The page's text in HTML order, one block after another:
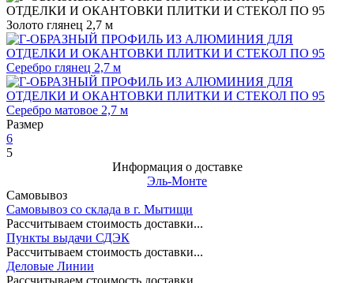
Размер
6
5
Информация о доставке
Эль-Монте
Самовывоз
Самовывоз со склада в г. Мытищи
Рассчитываем стоимость доставки...
Пункты выдачи СДЭК
Рассчитываем стоимость доставки...
Деловые Линии
Рассчитываем стоимость доставки...